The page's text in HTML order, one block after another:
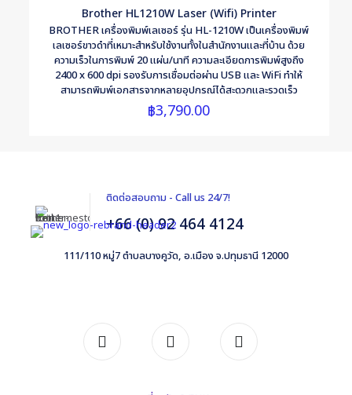
Save my name, email, and website in this browser for the
next time I comment.
Brother HL1210W Laser (Wifi) Printer
BROTHER เครื่องพิมพ์เลเซอร์ รุ่น HL-1210W เป็นเครื่องพิมพ์
เลเซอร์ขาวดำที่เหมาะสำหรับใช้งานทั้งในสำนักงานและที่บ้าน ด้วย
ความเร็วในการพิมพ์ 20 แผ่น/นาที ความละเอียดการพิมพ์สูงถึง
2400 x 600 dpi รองรับการเชื่อมต่อผ่าน USB และ WiFi ทำให้
สามารถพิมพ์เอกสารจากหลายอุปกรณ์ได้สะดวกและรวดเร็ว
฿3,790.00
ติดต่อสอบถาม - Call us 24/7!
+66 (0) 92 464 4124
111/110 หมู่7 ตำบลบางคูวัด, อ.เมือง จ.ปทุมธานี 12000